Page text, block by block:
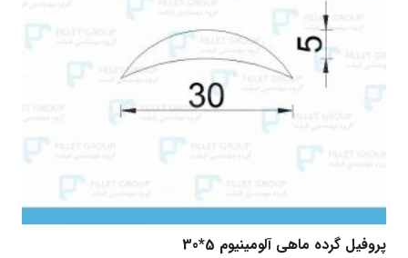
پروفیل گرده ماهی آلومینیوم 5*30